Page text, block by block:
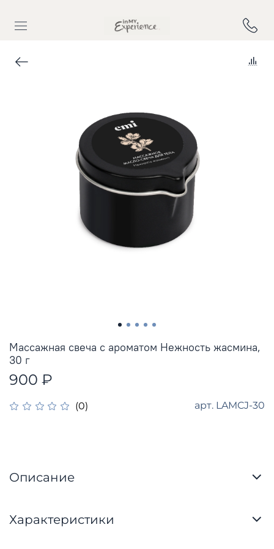
(0) арт. LAMCJ-30
Массажная свеча с ароматом Нежность жасмина,
30 г
900 ₽
Описание
Характеристики